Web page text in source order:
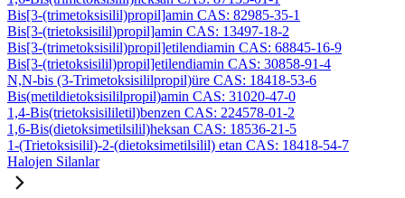
Bis[3-(trimetoksisilil)propil]amin CAS: 82985-35-1
Bis[3-(trietoksisilil)propil]amin CAS: 13497-18-2
Bis[3-(trimetoksisilil)propil]etilendiamin CAS: 68845-16-9
Bis[3-(trietoksisilil)propil]etilendiamin CAS: 30858-91-4
N,N-bis (3-Trimetoksisililpropil)üre CAS: 18418-53-6
Bis(metildietoksisililpropil)amin CAS: 31020-47-0
1,4-Bis(trietoksisililetil)benzen CAS: 224578-01-2
1,6-Bis(dietoksimetilsilil)heksan CAS: 18536-21-5
1-(Trietoksisilil)-2-(dietoksimetilsilil) etan CAS: 18418-54-7
Halojen Silanlar